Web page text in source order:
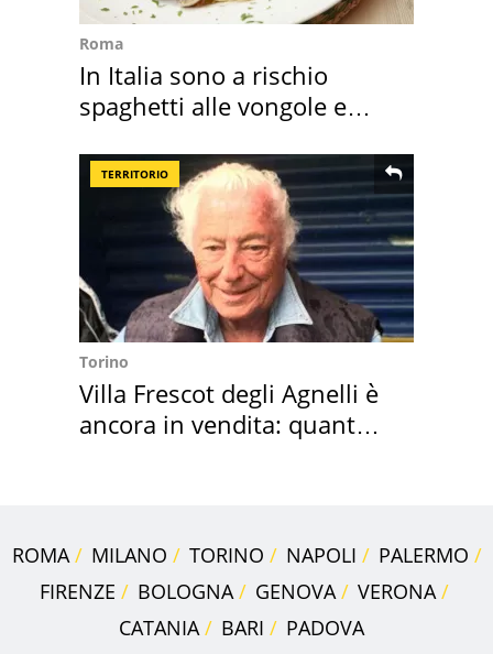
Roma
In Italia sono a rischio
spaghetti alle vongole e
TERRITORIO
Torino
Villa Frescot degli Agnelli è
ancora in vendita: quanto
ROMA MILANO TORINO NAPOLI
PALERMO
FIRENZE
BOLOGNA GENOVA
VERONA
CATANIA
BARI PADOVA